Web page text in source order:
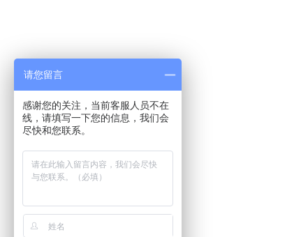
请您留言
感谢您的关注，当前客服人员不在
线，请填写一下您的信息，我们会
尽快和您联系。